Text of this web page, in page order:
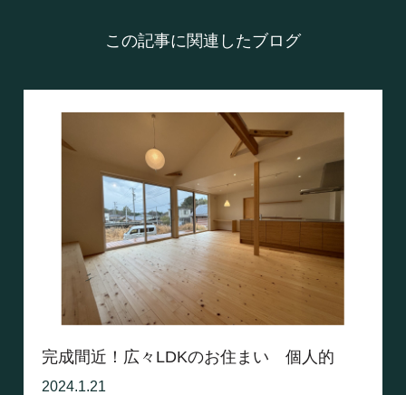
この記事に関連したブログ
完成間近！広々LDKのお住まい 個人的
な...
2024.1.21